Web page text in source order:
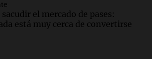
el mercado de pases:
está muy cerca de convertirse